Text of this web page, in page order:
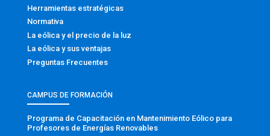
Herramientas estratégicas
Normativa
La eólica y el precio de la luz
La eólica y sus ventajas
Preguntas Frecuentes
CAMPUS DE FORMACIÓN
Programa de Capacitación en Mantenimiento Eólico para
Profesores de Energías Renovables